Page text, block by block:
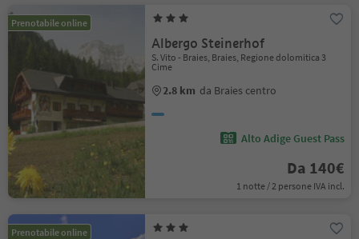
Prenotabile online
Albergo Steinerhof
S. Vito - Braies, Braies, Regione dolomitica 3
Cime
2.8 km da Braies centro
Alto Adige Guest Pass
Da 140€
1 notte / 2 persone IVA incl.
Prenotabile online